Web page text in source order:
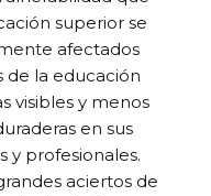
superior se
afectados
de la educación
visibles y menos
en sus
y profesionales.
aciertos de